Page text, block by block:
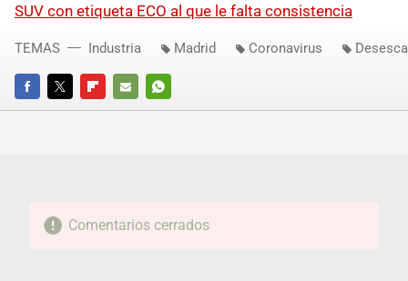
SUV con etiqueta ECO al que le falta consistencia
FACEBOOKTWITTERFLIPBOARD
E-
WHATSAPP
TEMAS Industria Madrid Coronavirus
Comentarios cerrados